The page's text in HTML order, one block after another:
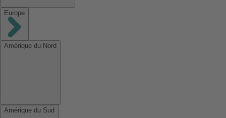
Europe
Amérique du Nord
Amérique du Sud